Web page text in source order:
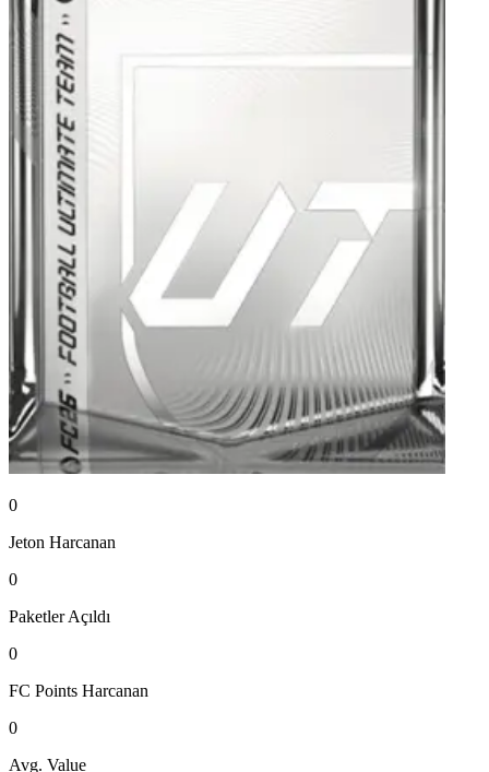
0
Jeton Harcanan
0
Paketler Açıldı
0
FC Points Harcanan
0
Avg. Value